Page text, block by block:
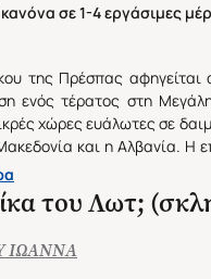
σε 1-4 εργάσιμες
της Πρέσπας αφηγείται
ενός τέρατος στη
χώρες ευάλωτες σε
και η Αλβανία. Η
ερμηνεύει
και αναπτύσσει τη δική
(Βραβείο
Έρημο η
του Λωτ;
ΙΩΑΝΝΑ